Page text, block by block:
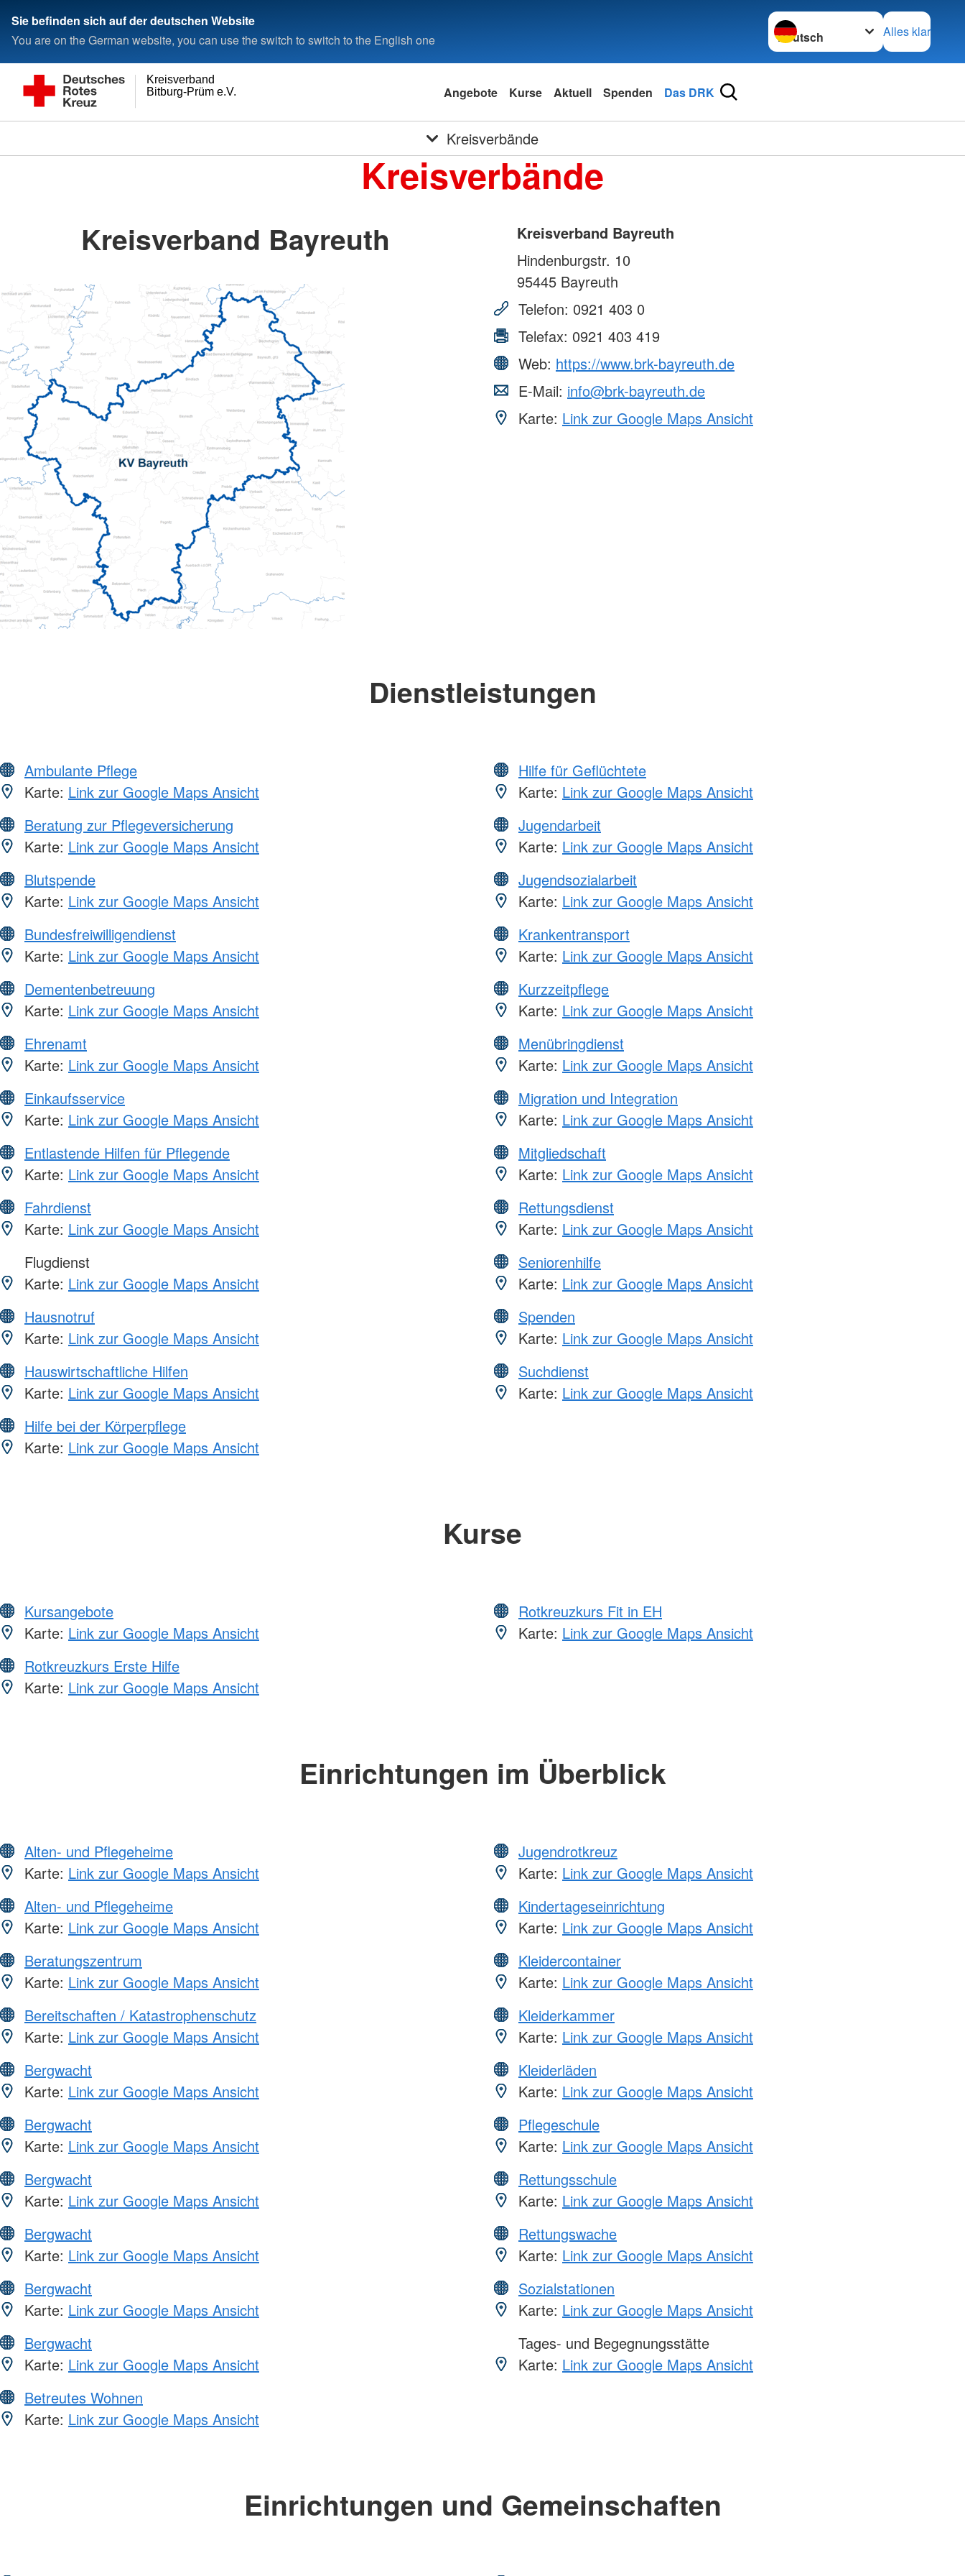
Sie befinden sich auf der deutschen Website
You are on the German website, you can use the switch to switch to the English one
Sprache wechseln zu
Alles klar
Bitburg-Prüm e.V.
Kreisverband
Angebote Kurse Aktuell Spenden Das DRK
Kreisverbände
Kreisverbände
Kreisverband Bayreuth
Kreisverband Bayreuth
Hindenburgstr. 10
95445 Bayreuth
Telefon: 0921 403 0
Telefax: 0921 403 419
Web: https://www.brk-bayreuth.de
E-Mail: info@brk-bayreuth.de
Karte: Link zur Google Maps Ansicht
Dienstleistungen
Ambulante Pflege
Karte: Link zur Google Maps Ansicht
Beratung zur Pflegeversicherung
Karte: Link zur Google Maps Ansicht
Blutspende
Karte: Link zur Google Maps Ansicht
Bundesfreiwilligendienst
Karte: Link zur Google Maps Ansicht
Dementenbetreuung
Karte: Link zur Google Maps Ansicht
Ehrenamt
Karte: Link zur Google Maps Ansicht
Einkaufsservice
Karte: Link zur Google Maps Ansicht
Entlastende Hilfen für Pflegende
Karte: Link zur Google Maps Ansicht
Fahrdienst
Karte: Link zur Google Maps Ansicht
Flugdienst
Karte: Link zur Google Maps Ansicht
Hausnotruf
Karte: Link zur Google Maps Ansicht
Hauswirtschaftliche Hilfen
Karte: Link zur Google Maps Ansicht
Hilfe bei der Körperpflege
Karte: Link zur Google Maps Ansicht
Hilfe für Geflüchtete
Karte: Link zur Google Maps Ansicht
Jugendarbeit
Karte: Link zur Google Maps Ansicht
Jugendsozialarbeit
Karte: Link zur Google Maps Ansicht
Krankentransport
Karte: Link zur Google Maps Ansicht
Kurzzeitpflege
Karte: Link zur Google Maps Ansicht
Menübringdienst
Karte: Link zur Google Maps Ansicht
Migration und Integration
Karte: Link zur Google Maps Ansicht
Mitgliedschaft
Karte: Link zur Google Maps Ansicht
Rettungsdienst
Karte: Link zur Google Maps Ansicht
Seniorenhilfe
Karte: Link zur Google Maps Ansicht
Spenden
Karte: Link zur Google Maps Ansicht
Suchdienst
Karte: Link zur Google Maps Ansicht
Kurse
Kursangebote
Karte: Link zur Google Maps Ansicht
Rotkreuzkurs Erste Hilfe
Karte: Link zur Google Maps Ansicht
Rotkreuzkurs Fit in EH
Karte: Link zur Google Maps Ansicht
Einrichtungen im Überblick
Alten- und Pflegeheime
Karte: Link zur Google Maps Ansicht
Alten- und Pflegeheime
Karte: Link zur Google Maps Ansicht
Beratungszentrum
Karte: Link zur Google Maps Ansicht
Bereitschaften / Katastrophenschutz
Karte: Link zur Google Maps Ansicht
Bergwacht
Karte: Link zur Google Maps Ansicht
Bergwacht
Karte: Link zur Google Maps Ansicht
Bergwacht
Karte: Link zur Google Maps Ansicht
Bergwacht
Karte: Link zur Google Maps Ansicht
Bergwacht
Karte: Link zur Google Maps Ansicht
Bergwacht
Karte: Link zur Google Maps Ansicht
Betreutes Wohnen
Karte: Link zur Google Maps Ansicht
Jugendrotkreuz
Karte: Link zur Google Maps Ansicht
Kindertageseinrichtung
Karte: Link zur Google Maps Ansicht
Kleidercontainer
Karte: Link zur Google Maps Ansicht
Kleiderkammer
Karte: Link zur Google Maps Ansicht
Kleiderläden
Karte: Link zur Google Maps Ansicht
Pflegeschule
Karte: Link zur Google Maps Ansicht
Rettungsschule
Karte: Link zur Google Maps Ansicht
Rettungswache
Karte: Link zur Google Maps Ansicht
Sozialstationen
Karte: Link zur Google Maps Ansicht
Tages- und Begegnungsstätte
Karte: Link zur Google Maps Ansicht
Einrichtungen und Gemeinschaften